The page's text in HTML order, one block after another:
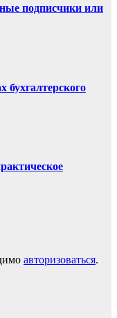
подписчики или
авторизоваться.